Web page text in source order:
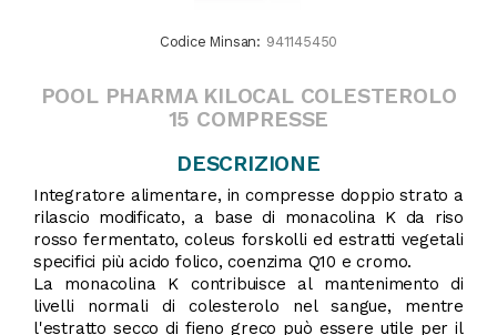
Codice Minsan: 941145450
POOL PHARMA KILOCAL COLESTEROLO
15 COMPRESSE
DESCRIZIONE
Integratore alimentare, in compresse doppio strato a
rilascio modificato, a base di monacolina K da riso
rosso fermentato, coleus forskolli ed estratti vegetali
specifici più acido folico, coenzima Q10 e cromo.
La monacolina K contribuisce al mantenimento di
livelli normali di colesterolo nel sangue, mentre
l'estratto secco di fieno greco può essere utile per il